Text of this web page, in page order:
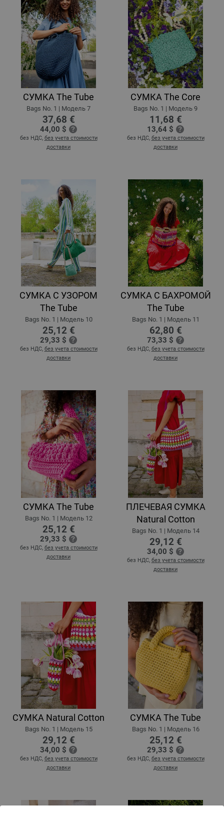
СУМКА The Tube
Bags No. 1 | Модель 7
37,68 €
44,00 $
без НДС, без учета стоимости
доставки
СУМКА The Core
Bags No. 1 | Модель 9
11,68 €
13,64 $
без НДС, без учета стоимости
доставки
СУМКА С УЗОРОМ
The Tube
Bags No. 1 | Модель 10
25,12 €
29,33 $
без НДС, без учета стоимости
доставки
СУМКА С БАХРОМОЙ
The Tube
Bags No. 1 | Модель 11
62,80 €
73,33 $
без НДС, без учета стоимости
доставки
СУМКА The Tube
Bags No. 1 | Модель 12
25,12 €
29,33 $
без НДС, без учета стоимости
доставки
ПЛЕЧЕВАЯ СУМКА
Natural Cotton
Bags No. 1 | Модель 14
29,12 €
34,00 $
без НДС, без учета стоимости
доставки
СУМКА Natural Cotton
Bags No. 1 | Модель 15
29,12 €
34,00 $
без НДС, без учета стоимости
доставки
СУМКА The Tube
Bags No. 1 | Модель 16
25,12 €
29,33 $
без НДС, без учета стоимости
доставки